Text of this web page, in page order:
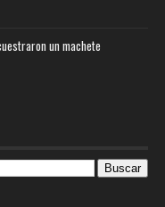
un machete